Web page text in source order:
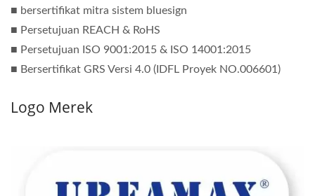
■ bersertifikat mitra sistem bluesign
■ Persetujuan REACH & RoHS
■ Persetujuan ISO 9001:2015 & ISO 14001:2015
■ Bersertifikat GRS Versi 4.0 (IDFL Proyek NO.006601)
Logo Merek